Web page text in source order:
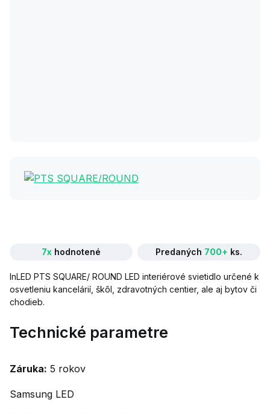
7x hodnotené Predaných 700+ ks.
InLED PTS SQUARE/ ROUND LED interiérové svietidlo určené k
osvetleniu kancelárií, škôl, zdravotných centier, ale aj bytov či
chodieb.
Technické parametre
Záruka: 5 rokov
Samsung LED